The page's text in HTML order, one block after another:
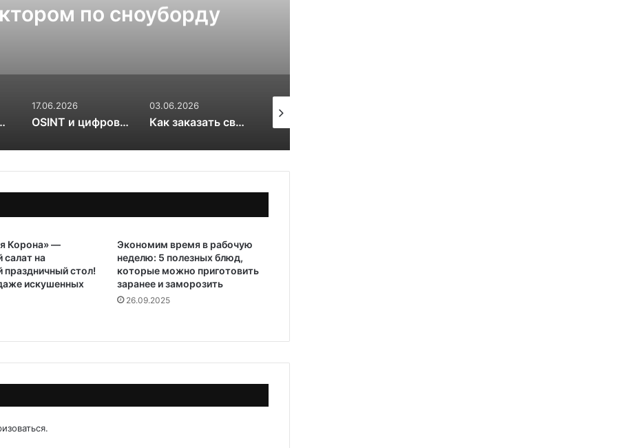
6 мм
OSINT и цифровой след RuDossier Telegram
03.06.2026
Как заказать свежие суши и роллы в Чайковском за 30 минут и почему это стоит попробовать попробовать
17.03.2026
Вяленые сливы — солнечная алхимия вкуса
Корона» —
салат на
праздничный стол!
искушенных
Экономим время в рабочую
неделю: 5 полезных блюд,
которые можно приготовить
заранее и заморозить
26.09.2025
.